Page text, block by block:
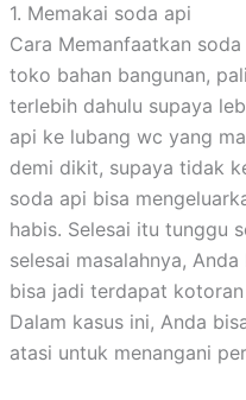
1. Memakai soda api
Cara Memanfaatkan
toko bahan bangunan,
terlebih dahulu supaya
api ke lubang wc yang
demi dikit, supaya tidak
soda api bisa
habis. Selesai itu tunggu
selesai masalahnya,
bisa jadi terdapat
Dalam kasus ini, Anda
atasi untuk menangani